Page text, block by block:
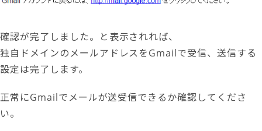
確認が完了しました。と表示されれば、
独自ドメインのメールアドレスをGmailで受信、送信する
設定は完了します。
正常にGmailでメールが送受信できるか確認してくださ
い。